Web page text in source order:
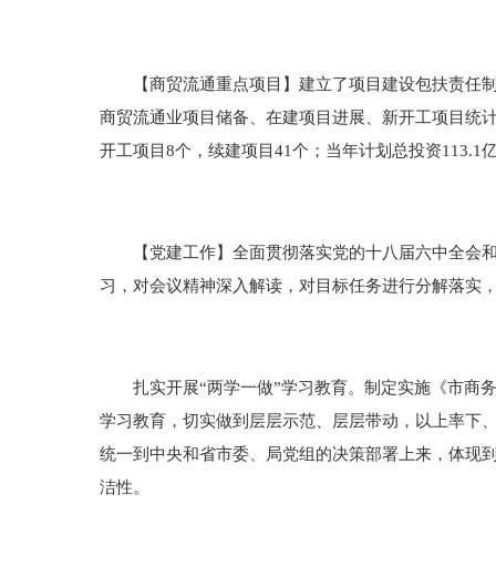
【商贸流通重点项目】建立了项目建设包扶责任制
商贸流通业项目储备、在建项目进展、新开工项目统
开工项目8个，续建项目41个；当年计划总投资113.1
【党建工作】全面贯彻落实党的十八届六中全会和
习，对会议精神深入解读，对目标任务进行分解落实
扎实开展“两学一做”学习教育。制定实施《市商务
学习教育，切实做到层层示范、层层带动，以上率下
统一到中央和省市委、局党组的决策部署上来，体现
洁性。